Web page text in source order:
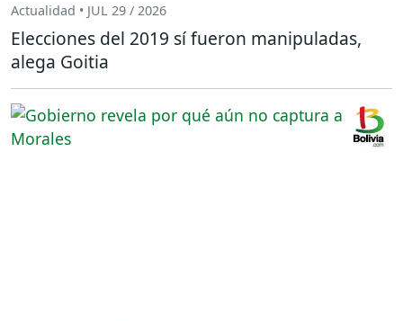
Actualidad • JUL 29 / 2026
Elecciones del 2019 sí fueron manipuladas,
alega Goitia